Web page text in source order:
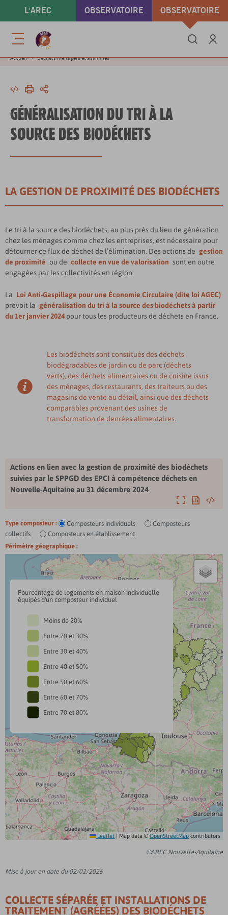
principal
L'AREC OBSERVATOIRE OBSERVATOIRE
DÉCHETS &
Menu
Accueil Déchets ménagers et assimilés
IntégrerImprimerPartager
GÉNÉRALISATION DU TRI À LA
SOURCE DES BIODÉCHETS
LA GESTION DE PROXIMITÉ DES BIODÉCHETS
Le tri à la source des biodéchets, au plus près du lieu de génération
chez les ménages comme chez les entreprises, est nécessaire pour
détourner ce flux de déchet de l’élimination. Des actions de gestion
de proximité ou de collecte en vue de valorisation sont en outre
engagées par les collectivités en région.
La Loi Anti-Gaspillage pour une Économie Circulaire (dite loi AGEC)
prévoit la généralisation du tri à la source des biodéchets à partir
du 1er janvier 2024pour tous les producteurs de déchets en France.
Les biodéchets sont constitués des déchets
biodégradables de jardin ou de parc (déchets
verts), des déchets alimentaires ou de cuisine issus
des ménages, des restaurants, des traiteurs ou des
magasins de vente au détail, ainsi que des déchets
comparables provenant des usines de
transformation de denrées alimentaires.
Actions en lien avec la gestion de proximité des biodéchets
suivies par le SPPGD des EPCI à compétence déchets en
Nouvelle-Aquitaine au 31 décembre 2024
AgrandirExporter
Type composteur : Composteurs individuels
Composteurs
collectifs
Composteurs en établissement
Périmètre géographique :
Moins de 20%
Entre 20 et 30%
Entre 30 et 40%
Entre 40 et 50%
Entre 50 et 60%
Entre 60 et 70%
Entre 70 et 80%
Pourcentage de logements en maison individuelle
équipés d'un composteur individuel
Leaflet Map data © OpenStreetMap contributors
©AREC Nouvelle-Aquitaine
Mise à jour en date du 02/02/2026
COLLECTE SÉPARÉE ET INSTALLATIONS DE
TRAITEMENT (AGRÉÉES) DES BIODÉCHETS